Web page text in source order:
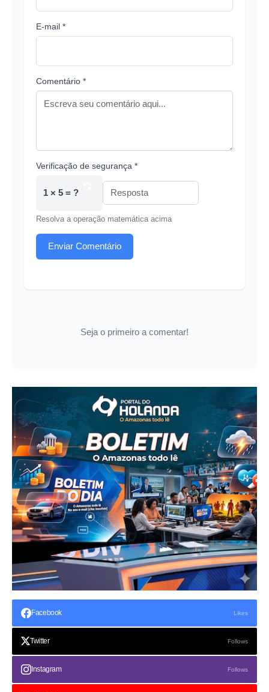
E-mail *
Comentário *
Verificação de segurança *
1 × 5 = ?
Resolva a operação matemática acima
Enviar Comentário
Seja o primeiro a comentar!
Facebook Likes
Twitter Follows
Instagram Follows